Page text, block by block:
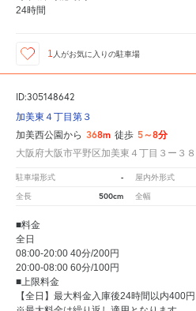
24時間
1 人がお気に入りの駐車場
ID:305148642
加美東４丁目第３
加美西公園から 368m 徒歩 5～8分
大阪府大阪市平野区加美東４丁目３ー３８
駐車場形式 - 屋内外形式
全長 500cm 全幅
■料金
全日
08:00-20:00 40分/200円
20:00-08:00 60分/100円
■上限料金
【全日】最大料金入庫後24時間以内400円